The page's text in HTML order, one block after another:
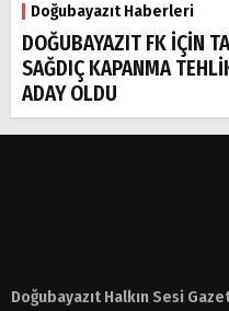
Doğubayazıt Haberleri
DOĞUBAYAZIT FK İÇİN
SAĞDIÇ KAPANMA
ADAY OLDU
Doğubayazıt Halkın Sesi